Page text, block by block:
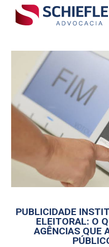
PUBLICIDADE
ELEITORAL: O
AGÊNCIAS QUE